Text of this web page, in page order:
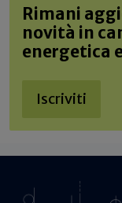
Rimani
novità in
energetica
Iscriviti